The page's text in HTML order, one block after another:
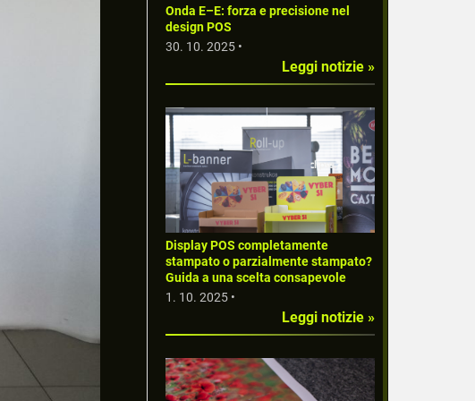
Onda E–E: forza e precisione nel
design POS
30. 10. 2025 •
Leggi notizie »
Display POS completamente
stampato o parzialmente stampato?
Guida a una scelta consapevole
1. 10. 2025 •
Leggi notizie »